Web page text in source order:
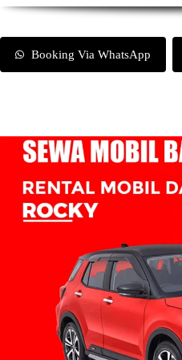
Booking Via WhatsApp